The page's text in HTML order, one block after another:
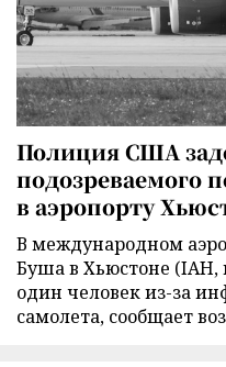
Полиция США
подозреваемого
в аэропорту
В международном
Буша в Хьюстоне
один человек из-за
самолета, сообщает